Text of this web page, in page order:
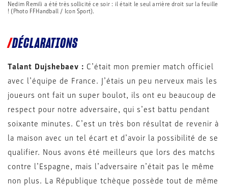
Nedim Remili a été très sollicité ce soir : il était le seul arrière droit sur la feuille
! (Photo FFHandball / Icon Sport).
DÉCLARATIONS
Talant Dujshebaev : C’était mon premier match officiel
avec l’équipe de France. J’étais un peu nerveux mais les
joueurs ont fait un super boulot, ils ont eu beaucoup de
respect pour notre adversaire, qui s’est battu pendant
soixante minutes. C’est un très bon résultat de revenir à
la maison avec un tel écart et d’avoir la possibilité de se
qualifier. Nous avons été meilleurs que lors des matchs
contre l’Espagne, mais l’adversaire n’était pas le même
non plus. La République tchèque possède tout de même